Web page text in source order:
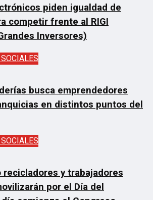
piden igualdad de
competir frente al RIGI
Inversores)
busca emprendedores
en distintos puntos del
recicladores y trabajadores
por el Día del